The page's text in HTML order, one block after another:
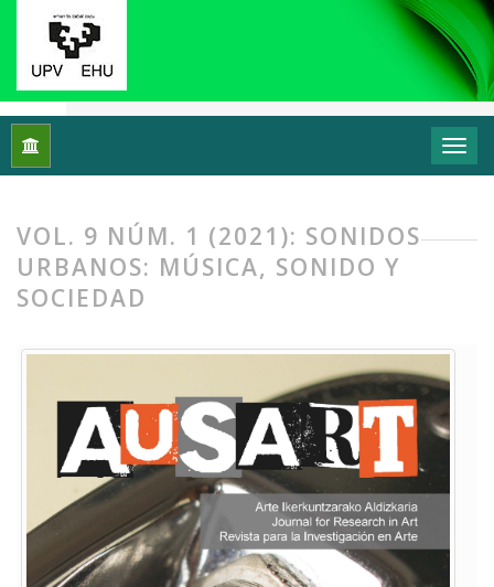
Inicio Vol. 9 Núm. 1 (2021): Sonidos urbanos:
VOL. 9 NÚM. 1 (2021): SONIDOS
URBANOS: MÚSICA, SONIDO Y
SOCIEDAD